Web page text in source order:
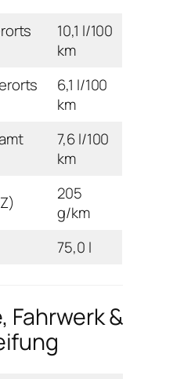
10,1 l/100
km
6,1 l/100
km
7,6 l/100
km
205
g/km
75,0 l
Fahrwerk &